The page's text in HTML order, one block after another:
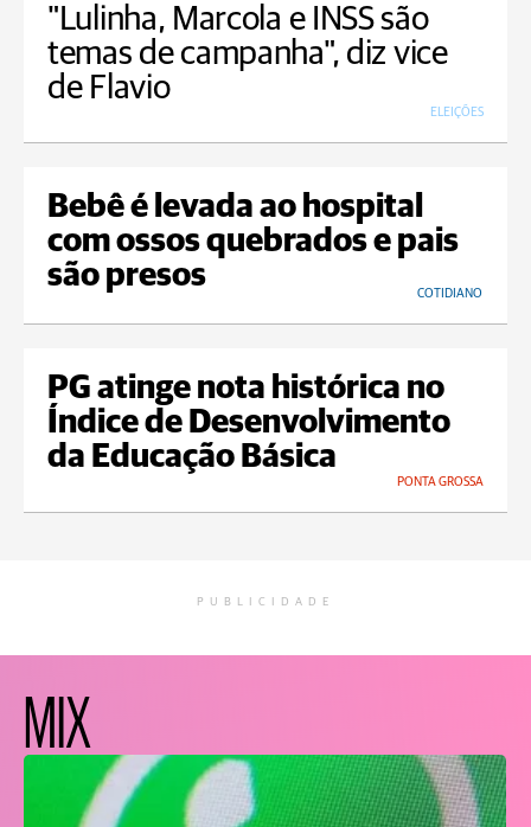
"Lulinha, Marcola e INSS são
temas de campanha", diz vice
de Flavio
ELEIÇÕES
Bebê é levada ao hospital
com ossos quebrados e pais
são presos
COTIDIANO
PG atinge nota histórica no
Índice de Desenvolvimento
da Educação Básica
PONTA GROSSA
PUBLICIDADE
MIX